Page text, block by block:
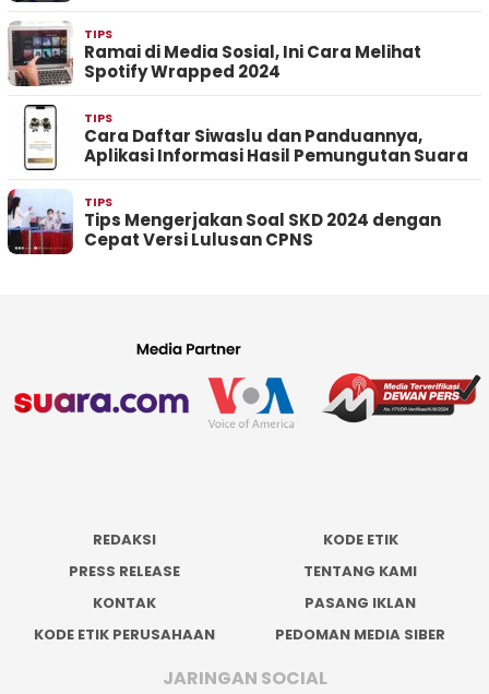
TIPS
Ramai di Media Sosial, Ini Cara Melihat
Spotify Wrapped 2024
TIPS
Cara Daftar Siwaslu dan Panduannya,
Aplikasi Informasi Hasil Pemungutan Suara
TIPS
Tips Mengerjakan Soal SKD 2024 dengan
Cepat Versi Lulusan CPNS
REDAKSI
KODE ETIK
PRESS RELEASE
TENTANG KAMI
KONTAK
PASANG IKLAN
KODE ETIK PERUSAHAAN
PEDOMAN MEDIA SIBER
JARINGAN SOCIAL